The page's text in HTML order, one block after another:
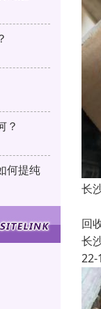
？
何提纯
长
回
长
22-